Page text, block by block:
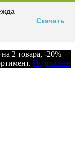
2 товара, -20%
Подробнее
Скачать